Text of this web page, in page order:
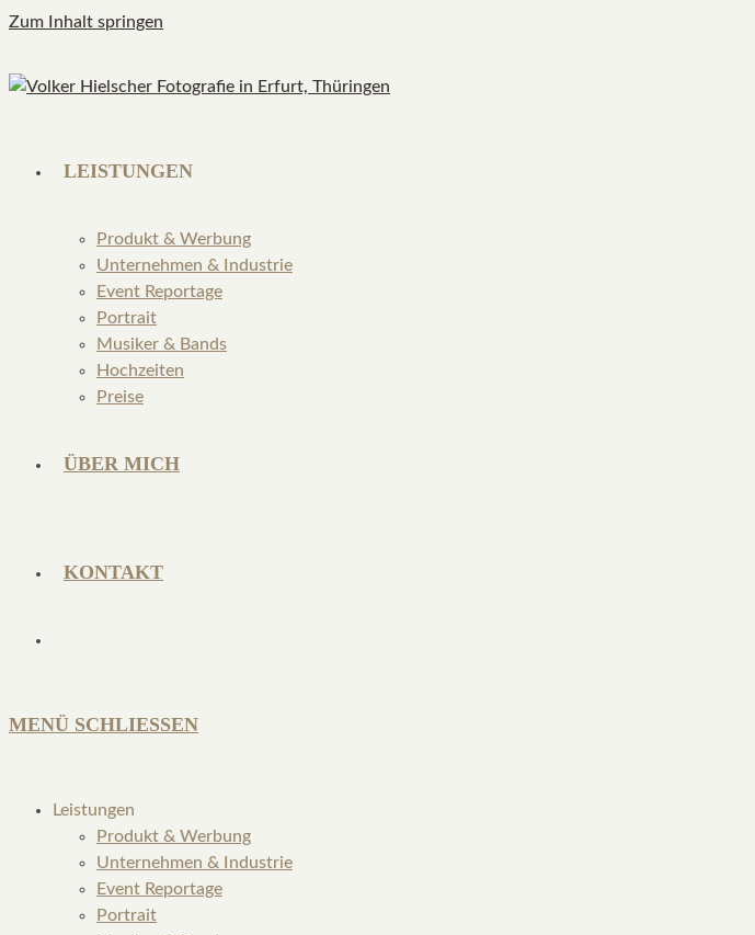
Zum Inhalt springen
LEISTUNGEN
Produkt & Werbung
Unternehmen & Industrie
Event Reportage
Portrait
Musiker & Bands
Hochzeiten
Preise
ÜBER MICH
KONTAKT
MENÜ SCHLIESSEN
Leistungen
Produkt & Werbung
Unternehmen & Industrie
Event Reportage
Portrait